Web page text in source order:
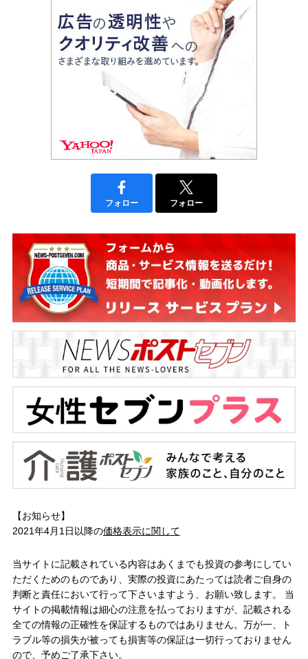
フォロー フォロー
【お知らせ】
2021年4月1日以降の価格表示に関して
当サイトに記載されている内容はあくまでも投資の参考にしてい
ただくためのものであり、実際の投資にあたっては読者ご自身の
判断と責任において行って下さいますよう、お願い致します。 当
サイトの掲載情報は細心の注意を払っておりますが、記載される
全ての情報の正確性を保証するものではありません。万が一、ト
ラブル等の損失が被っても損害等の保証は一切行っておりません
ので、予めご了承下さい。